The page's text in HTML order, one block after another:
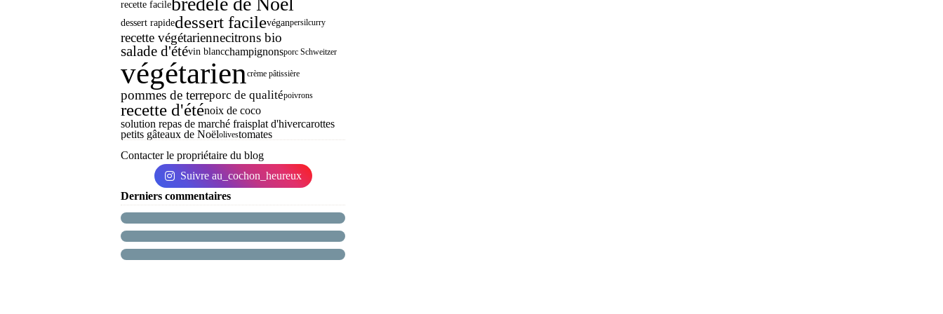
recette facile
dessert rapidedessert facilevéganpersilcurry
recette végétariennecitrons bio
salade d'étévin blancchampignonsporc Schweitzer
végétariencrème pâtissière
pommes de terreporc de qualitépoivrons
recette d'éténoix de coco
solution repas de marché fraisplat d'hivercarottes
petits gâteaux de Noëlolivestomates
Contacter le propriétaire du blog
Suivre au_cochon_heureux
Derniers commentaires